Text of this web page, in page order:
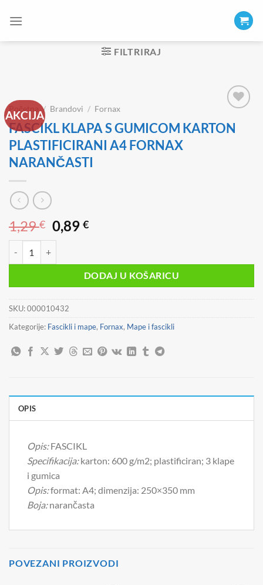
FILTRIRAJ
AKCIJA/ Brandovi / Fornax
FASCIKL KLAPA S GUMICOM KARTON
PLASTIFICIRANI A4 FORNAX
NARANČASTI
1,29€ Izvorna
cijena
je:
1,29 €.
0,89€Trenutna
0,89 €.
DODAJ U KOŠARICU
SKU:000010432
Kategorije: Fascikli i mape, Fornax, Mape i fascikli
OPIS
Opis:FASCIKL
Specifikacija:karton: 600 g/m2; plastificiran; 3 klape
i gumica
Opis:format: A4; dimenzija: 250×350 mm
Boja:narančasta
POVEZANI PROIZVODI